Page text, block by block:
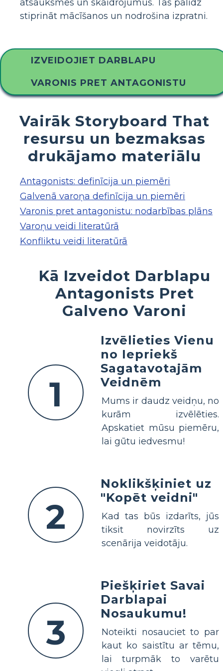
atsauksmes un skaidrojumus. Tas palīdz
stiprināt mācīšanos un nodrošina izpratni.
IZVEIDOJIET DARBLAPU
VARONIS PRET ANTAGONISTU
Vairāk Storyboard That
resursu un bezmaksas
drukājamo materiālu
Antagonists: definīcija un piemēri
Galvenā varoņa definīcija un piemēri
Varonis pret antagonistu: nodarbības plāns
Varoņu veidi literatūrā
Konfliktu veidi literatūrā
Kā Izveidot Darblapu
Antagonists Pret
Galveno Varoni
1
Izvēlieties Vienu
no Iepriekš
Sagatavotajām
Veidnēm
Mums ir daudz veidņu, no
kurām izvēlēties.
Apskatiet mūsu piemēru,
lai gūtu iedvesmu!
2
Noklikšķiniet uz
"Kopēt veidni"
Kad tas būs izdarīts, jūs
tiksit novirzīts uz
scenārija veidotāju.
3
Piešķiriet Savai
Darblapai
Nosaukumu!
Noteikti nosauciet to par
kaut ko saistītu ar tēmu,
lai turpmāk to varētu